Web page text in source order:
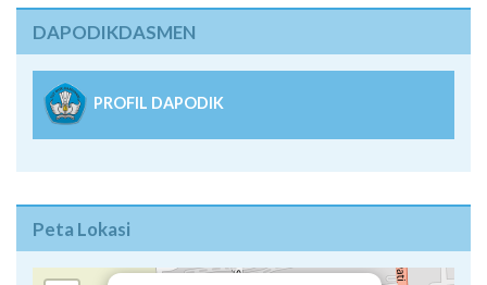
DAPODIKDASMEN
PROFIL DAPODIK
Peta Lokasi